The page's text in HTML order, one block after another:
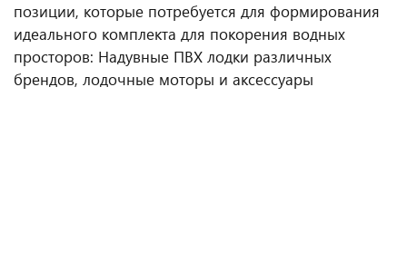
позиции, которые потребуется для формирования
идеального комплекта для покорения водных
просторов: Надувные ПВХ лодки различных
брендов, лодочные моторы и аксессуары